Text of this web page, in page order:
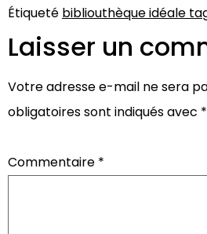
Étiqueté bibliouthèque idéale
Laisser un
Votre adresse e-mail ne sera
obligatoires sont indiqués avec *
Commentaire *